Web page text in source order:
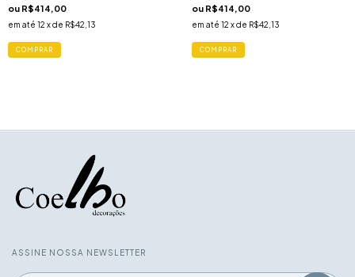
ou R$414,00
em até 12 x de R$42,13
ou R$414,00
em até 12 x de R$42,13
ASSINE NOSSA NEWSLETTER